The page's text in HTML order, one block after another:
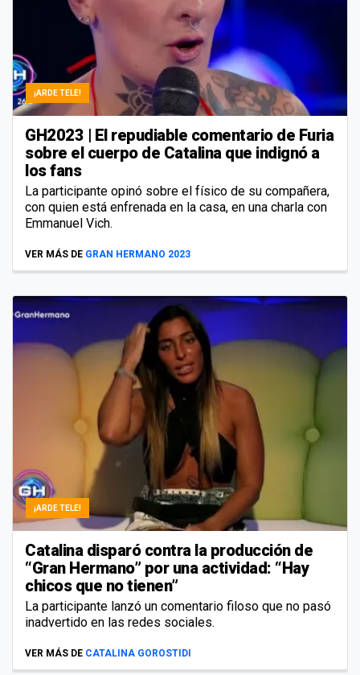
¡ARDE TELE!
GH2023 | El repudiable comentario de Furia
sobre el cuerpo de Catalina que indignó a
los fans
La participante opinó sobre el físico de su compañera,
con quien está enfrenada en la casa, en una charla con
Emmanuel Vich.
VER MÁS DE GRAN HERMANO 2023
¡ARDE TELE!
Catalina disparó contra la producción de
“Gran Hermano” por una actividad: “Hay
chicos que no tienen”
La participante lanzó un comentario filoso que no pasó
inadvertido en las redes sociales.
VER MÁS DE CATALINA GOROSTIDI